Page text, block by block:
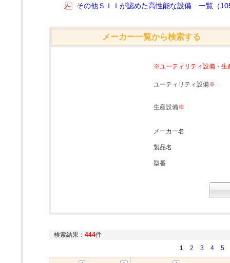
その他ＳＩＩが認めた高性能な設備 一覧（
メーカー一覧から検索する
※ユーティリティ設備・生
ユーティリティ設備※
生産設備※
メーカー名
製品名
型番
検索結果： 444件
1
2 3 4 5